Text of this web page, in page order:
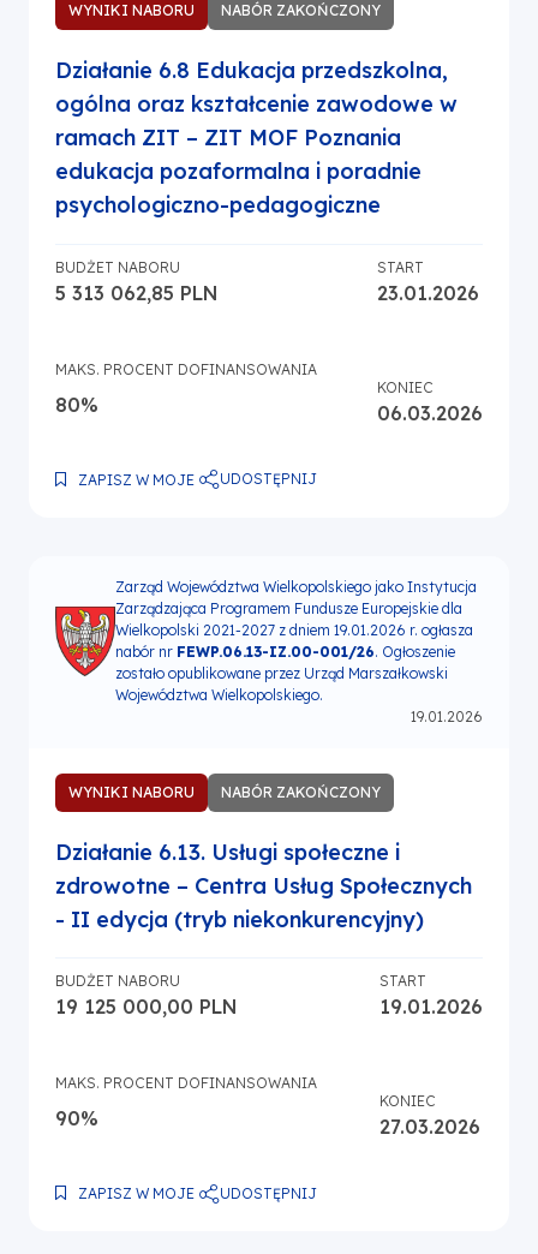
WYNIKI NABORU NABÓR ZAKOŃCZONY
Działanie 6.8 Edukacja przedszkolna,
ogólna oraz kształcenie zawodowe w
ramach ZIT – ZIT MOF Poznania
edukacja pozaformalna i poradnie
psychologiczno-pedagogiczne
BUDŻET NABORU
5 313 062,85 PLN
MAKS. PROCENT DOFINANSOWANIA
80%
START
23.01.2026
KONIEC
06.03.2026
ZAPISZ W MOJE UDOSTĘPNIJ
Zarząd Województwa Wielkopolskiego jako Instytucja
Zarządzająca Programem Fundusze Europejskie dla
Wielkopolski 2021-2027 z dniem 19.01.2026 r. ogłasza
nabór nr FEWP.06.13-IZ.00-001/26. Ogłoszenie
zostało opublikowane przez Urząd Marszałkowski
Województwa Wielkopolskiego.
19.01.2026
WYNIKI NABORU NABÓR ZAKOŃCZONY
Działanie 6.13. Usługi społeczne i
zdrowotne – Centra Usług Społecznych
- II edycja (tryb niekonkurencyjny)
BUDŻET NABORU
19 125 000,00 PLN
MAKS. PROCENT DOFINANSOWANIA
90%
START
19.01.2026
KONIEC
27.03.2026
ZAPISZ W MOJE UDOSTĘPNIJ